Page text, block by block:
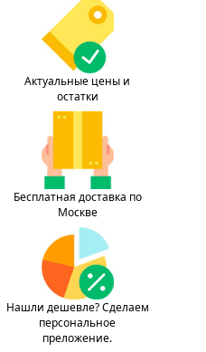
Актуальные цены и
остатки
Бесплатная доставка по
Москве
Нашли дешевле? Сделаем
персональное
преложение.